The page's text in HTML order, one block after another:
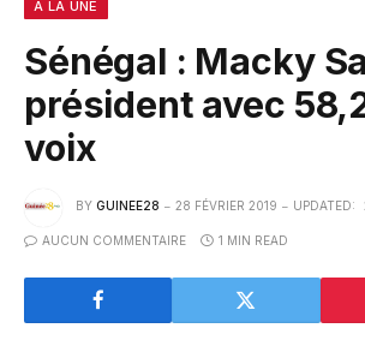
A LA UNE
Sénégal : Macky
président avec
voix
BY GUINEE28 28 FÉVRIER 2019 UPDATED:
AUCUN COMMENTAIRE 1 MIN READ